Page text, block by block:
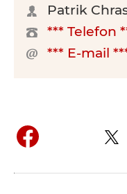
Patrik
*** Telefon
*** E-mail